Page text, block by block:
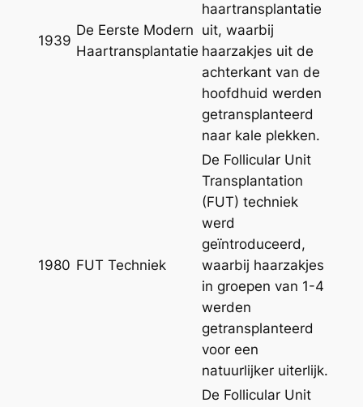
1939
De Eerste Modern
Haartransplantatie
haartransplantatie
uit, waarbij
haarzakjes uit de
achterkant van de
hoofdhuid werden
getransplanteerd
naar kale plekken.
1980 FUT Techniek
De Follicular Unit
Transplantation
(FUT) techniek
werd
geïntroduceerd,
waarbij haarzakjes
in groepen van 1-4
werden
getransplanteerd
voor een
natuurlijker uiterlijk.
De Follicular Unit